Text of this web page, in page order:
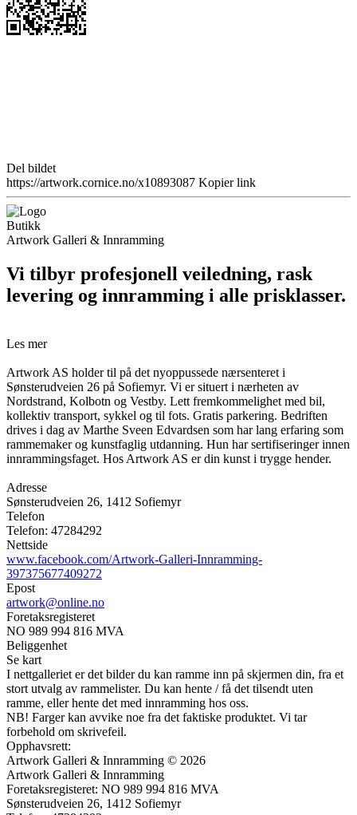
Del bildet
https://artwork.cornice.no/x10893087 Kopier link
Butikk
Artwork Galleri & Innramming
Vi tilbyr profesjonell veiledning, rask
levering og innramming i alle prisklasser.
Les mer
Artwork AS holder til på det nyoppussede nærsenteret i
Sønsterudveien 26 på Sofiemyr. Vi er situert i nærheten av
Nordstrand, Kolbotn og Vestby. Lett fremkommelighet med bil,
kollektiv transport, sykkel og til fots. Gratis parkering. Bedriften
drives i dag av Marthe Sveen Edvardsen som har lang erfaring som
rammemaker og kunstfaglig utdanning. Hun har sertifiseringer innen
innrammingsfaget. Hos Artwork AS er din kunst i trygge hender.
Adresse
Sønsterudveien 26, 1412 Sofiemyr
Telefon
Telefon: 47284292
Nettside
www.facebook.com/Artwork-Galleri-Innramming-
397375677409272
Epost
artwork@online.no
Foretaksregisteret
NO 989 994 816 MVA
Beliggenhet
Se kart
I nettgalleriet er det bilder du kan ramme inn på skjermen din, fra et
stort utvalg av rammelister. Du kan hente / få det tilsendt uten
ramme, eller hente det med innramming hos oss.
NB! Farger kan avvike noe fra det faktiske produktet. Vi tar
forbehold om skrivefeil.
Opphavsrett:
Artwork Galleri & Innramming © 2026
Artwork Galleri & Innramming
Foretaksregisteret: NO 989 994 816 MVA
Sønsterudveien 26, 1412 Sofiemyr